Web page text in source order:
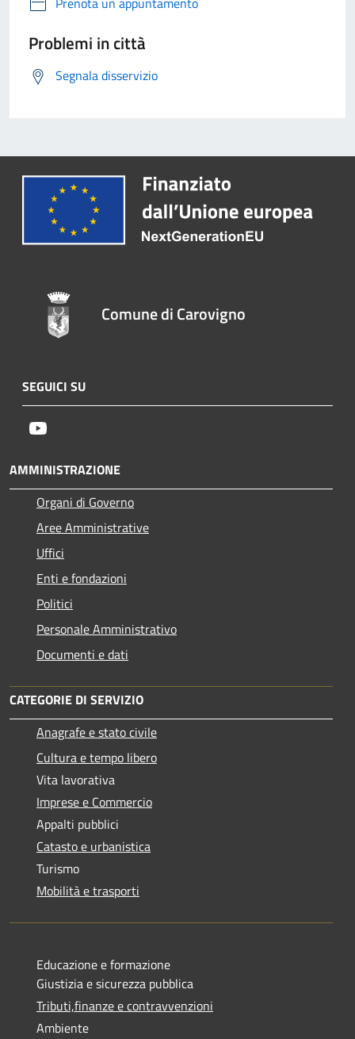
Problemi in città
Segnala disservizio
Comune di Carovigno
SEGUICI SU
AMMINISTRAZIONE
Organi di Governo
Aree Amministrative
Uffici
Enti e fondazioni
Politici
Personale Amministrativo
Documenti e dati
CATEGORIE DI SERVIZIO
Anagrafe e stato civile
Cultura e tempo libero
Vita lavorativa
Imprese e Commercio
Appalti pubblici
Catasto e urbanistica
Turismo
Mobilità e trasporti
Educazione e formazione
Giustizia e sicurezza pubblica
Tributi,finanze e contravvenzioni
Ambiente